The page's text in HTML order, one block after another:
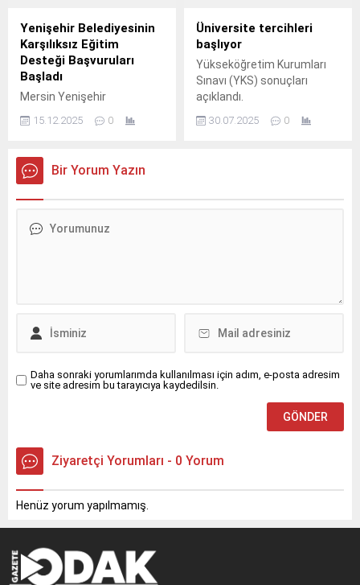
Yenişehir Belediyesinin
Karşılıksız Eğitim
Desteği Başvuruları
Başladı
Mersin Yenişehir
üniversite öğrencilerine
eğitim - öğretim dönemini
kapsayan Karşılıksız Eğitim
15.12.2025 0
Üniversite tercihleri
başlıyor
Yükseköğretim Kurumları
Sınavı (YKS) sonuçları
açıklandı.
30.07.2025 0
Bir Yorum Yazın
Daha sonraki yorumlarımda kullanılması için adım, e-posta adresim
ve site adresim bu tarayıcıya kaydedilsin.
Ziyaretçi Yorumları - 0 Yorum
Henüz yorum yapılmamış.